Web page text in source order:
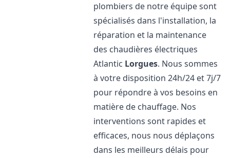
plombiers de notre équipe sont
spécialisés dans l'installation, la
réparation et la maintenance
des chaudières électriques
Atlantic Lorgues. Nous sommes
à votre disposition 24h/24 et 7j/7
pour répondre à vos besoins en
matière de chauffage. Nos
interventions sont rapides et
efficaces, nous nous déplaçons
dans les meilleurs délais pour